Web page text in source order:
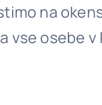
na
vse osebe v